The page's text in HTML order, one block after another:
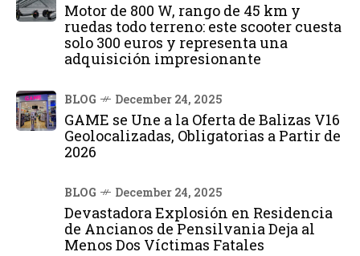
Motor de 800 W, rango de 45 km y
ruedas todo terreno: este scooter cuesta
solo 300 euros y representa una
adquisición impresionante
BLOG December 24, 2025
GAME se Une a la Oferta de Balizas V16
Geolocalizadas, Obligatorias a Partir de
2026
BLOG December 24, 2025
Devastadora Explosión en Residencia
de Ancianos de Pensilvania Deja al
Menos Dos Víctimas Fatales